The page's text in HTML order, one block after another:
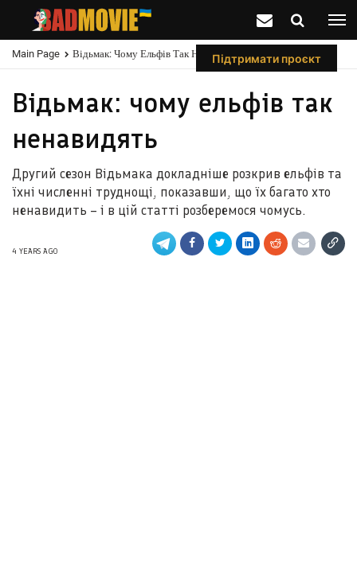
Підтримати проєкт
Main Page Відьмак: Чому Ельфів Так Ненавидять
Відьмак: чому ельфів так
ненавидять
Другий сезон Відьмака докладніше розкрив ельфів та
їхні численні труднощі, показавши, що їх багато хто
ненавидить – і в цій статті розберемося чомусь.
4 YEARS AGO